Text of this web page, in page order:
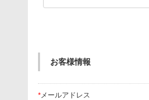
お客様情報
*メールアドレス